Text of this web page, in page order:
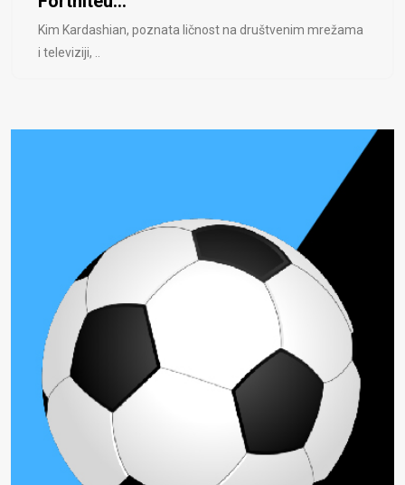
Kim Kardashian, poznata ličnost na društvenim mrežama
i televiziji, ..